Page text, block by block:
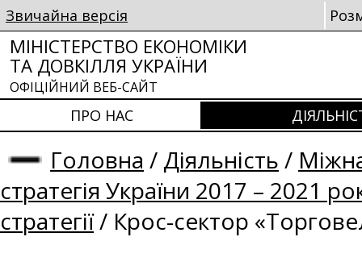
Звичайна версія
МІНІСТЕРСТВО ЕКОНОМІКИ
ТА ДОВКІЛЛЯ УКРАЇНИ
ОФІЦІЙНИЙ ВЕБ-САЙТ
ПРО НАС
Головна / Діяльність /
стратегія України 2017 – 2021
стратегії/ Крос-сектор